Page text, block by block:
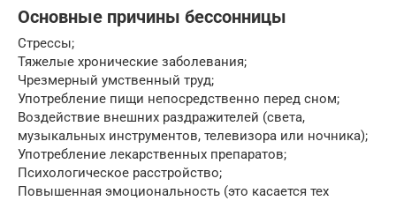
Основные причины бессонницы
Стрессы;
Тяжелые хронические заболевания;
Чрезмерный умственный труд;
Употребление пищи непосредственно перед сном;
Воздействие внешних раздражителей (света,
музыкальных инструментов, телевизора или ночника);
Употребление лекарственных препаратов;
Психологическое расстройство;
Повышенная эмоциональность (это касается тех